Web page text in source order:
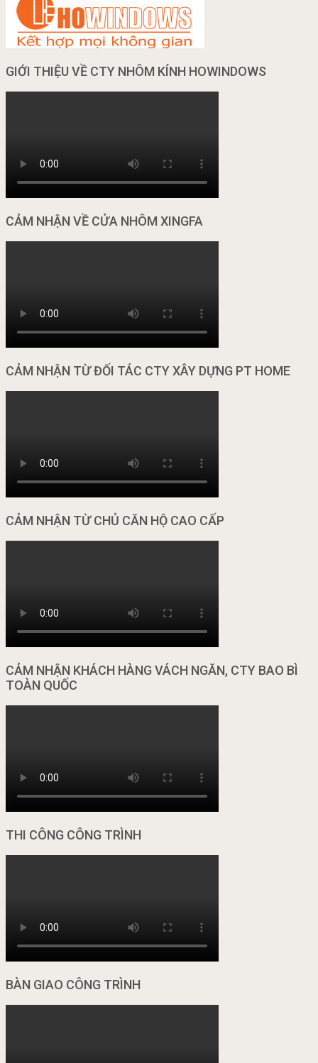
GIỚI THIỆU VỀ CTY NHÔM KÍNH HOWINDOWS
CẢM NHẬN VỀ CỬA NHÔM XINGFA
CẢM NHẬN TỪ ĐỐI TÁC CTY XÂY DỰNG PT HOME
CẢM NHẬN TỪ CHỦ CĂN HỘ CAO CẤP
CẢM NHẬN KHÁCH HÀNG VÁCH NGĂN, CTY BAO BÌ
TOÀN QUỐC
THI CÔNG CÔNG TRÌNH
BÀN GIAO CÔNG TRÌNH